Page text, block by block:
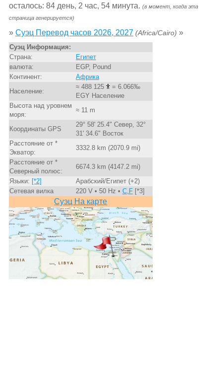
осталось: 84 день, 2 час, 54 минута. (в момент, когда эта
страница генерируется)
» Суэц Перевод часов 2026, 2027 (Africa/Cairo) »
Суэц Информация:
Страна:
Египет
валюта:
EGP, Pound
Континент:
Африка
Население:
≈ 488 125
= 6.066‰
EGY Население
Высота над уровнем
моря:
≈ 11 m
Координаты GPS
29° 58' 25.4" Север, 32°
31' 34.6" Восток
Расстояние от *
Экватор:
3332.8 km (2070.9 mi)
Расстояние от *
Северный полюс:
6674.3 km (4147.2 mi)
Языки: [*2]
Арабский/Египет (+2)
Сетевая вилка
220 V • 50 Hz • C,F[*3]
Суэц На карте